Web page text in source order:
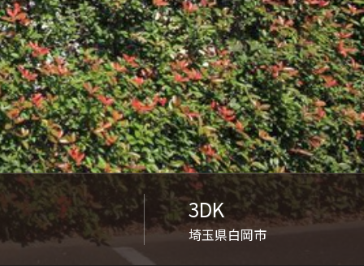
ス付き・シニア向け
・よくある質問
ライフ CLUB
トナー 3DK
埼玉県白岡市